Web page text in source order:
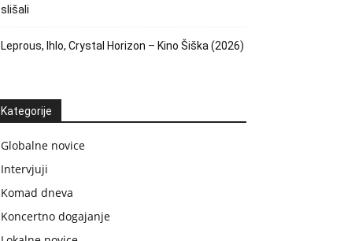
slišali
Leprous, Ihlo, Crystal Horizon – Kino Šiška (2026)
Kategorije
Globalne novice
Intervjuji
Komad dneva
Koncertno dogajanje